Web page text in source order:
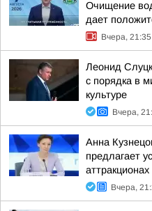
Очищение
дает
Вчера, 21:35
Леонид
с порядка в
культуре
Вчера,
Анна
предлагает
аттракционах
Вчера,